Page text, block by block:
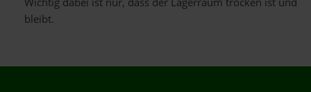
bleibt.